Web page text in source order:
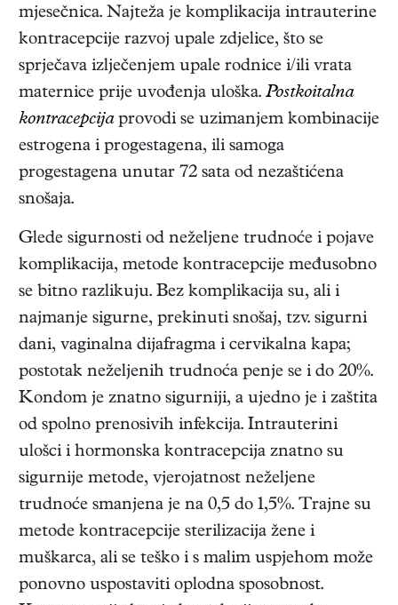
mjesečnica. Najteža je komplikacija intrauterine
kontracepcije razvoj upale zdjelice, što se
sprječava izlječenjem upale rodnice i/ili vrata
maternice prije uvođenja uloška. Postkoitalna
kontracepcijaprovodi se uzimanjem kombinacije
estrogena i progestagena, ili samoga
progestagena unutar 72 sata od nezaštićena
snošaja.
Glede sigurnosti od neželjene trudnoće i pojave
komplikacija, metode kontracepcije međusobno
se bitno razlikuju. Bez komplikacija su, ali i
najmanje sigurne, prekinuti snošaj, tzv. sigurni
dani, vaginalna dijafragma i cervikalna kapa;
postotak neželjenih trudnoća penje se i do 20%.
Kondom je znatno sigurniji, a ujedno je i zaštita
od spolno prenosivih infekcija. Intrauterini
ulošci i hormonska kontracepcija znatno su
sigurnije metode, vjerojatnost neželjene
trudnoće smanjena je na 0,5 do 1,5%. Trajne su
metode kontracepcije sterilizacija žene i
muškarca, ali se teško i s malim uspjehom može
ponovno uspostaviti oplodna sposobnost.